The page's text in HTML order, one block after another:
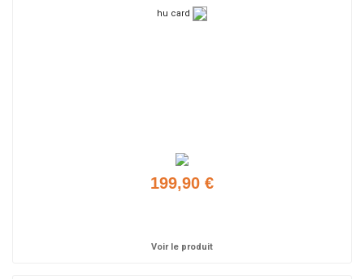
hu card
199,90 €
Voir le produit